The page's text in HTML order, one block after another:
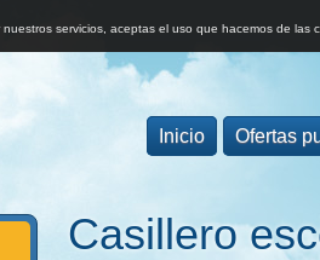
servicios, aceptas el uso que hacemos de las
Inicio Ofertas
Casillero